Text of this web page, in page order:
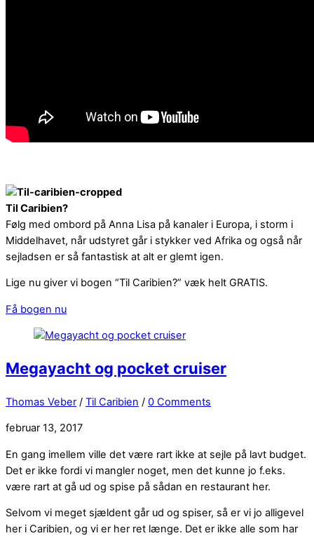
Til Caribien?
Følg med ombord på Anna Lisa på kanaler i Europa, i storm i
Middelhavet, når udstyret går i stykker ved Afrika og også når
sejladsen er så fantastisk at alt er glemt igen.
Lige nu giver vi bogen “Til Caribien?” væk helt GRATIS.
Få bogen nu
Megayacht og pocket cruiser
Thomas Veber / Til Caribien / 0 Comments
februar 13, 2017
En gang imellem ville det være rart ikke at sejle på lavt budget.
Det er ikke fordi vi mangler noget, men det kunne jo f.eks.
være rart at gå ud og spise på sådan en restaurant her.
Selvom vi meget sjældent går ud og spiser, så er vi jo alligevel
her i Caribien, og vi er her ret længe. Det er ikke alle som har